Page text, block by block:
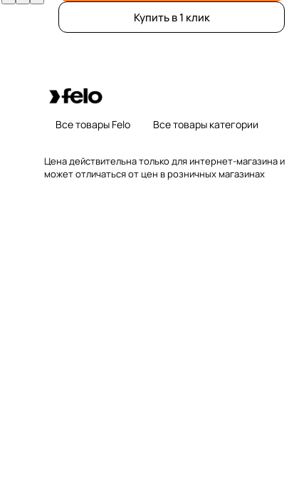
Купить в 1 клик
Все товары Felo Все товары категории
Цена действительна только для интернет-магазина и
может отличаться от цен в розничных магазинах